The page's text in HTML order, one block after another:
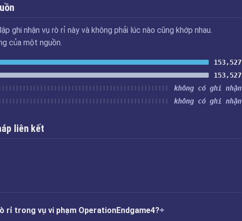
ghi nhận vụ rò rỉ này và không phải lúc nào cũng khớp nhau.
của một nguồn.
153,527
153,527
không có ghi nhận
không có ghi nhận
liên kết
rỉ trong vụ vi phạm OperationEndgame4?